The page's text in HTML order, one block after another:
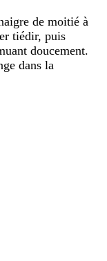
de moitié à
tiédir, puis
doucement.
dans la